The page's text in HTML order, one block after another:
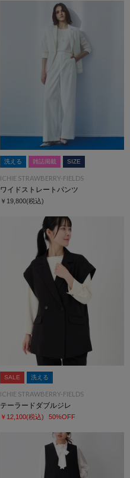
洗える 雑誌掲載 SIZE
ICHIE STRAWBERRY-FIELDS
ワイドストレートパンツ
￥19,800(税込)
SALE 洗える
ICHIE STRAWBERRY-FIELDS
テーラードダブルジレ
￥12,100(税込) 50%OFF